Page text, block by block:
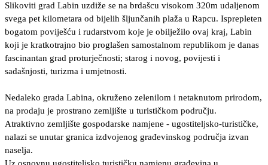
Slikoviti grad Labin uzdiže se na brdašcu visokom 320m udaljenom
svega pet kilometara od bijelih šljunčanih plaža u Rapcu. Isprepleten
bogatom poviješću i rudarstvom koje je obilježilo ovaj kraj, Labin
koji je kratkotrajno bio proglašen samostalnom republikom je danas
fascinantan grad proturječnosti; starog i novog, povijesti i
sadašnjosti, turizma i umjetnosti.
Nedaleko grada Labina, okruženo zelenilom i netaknutom prirodom,
na prodaju je prostrano zemljište u turističkom području.
Atraktivno zemljište gospodarske namjene - ugostiteljsko-turističke,
nalazi se unutar granica izdvojenog građevinskog područja izvan
naselja.